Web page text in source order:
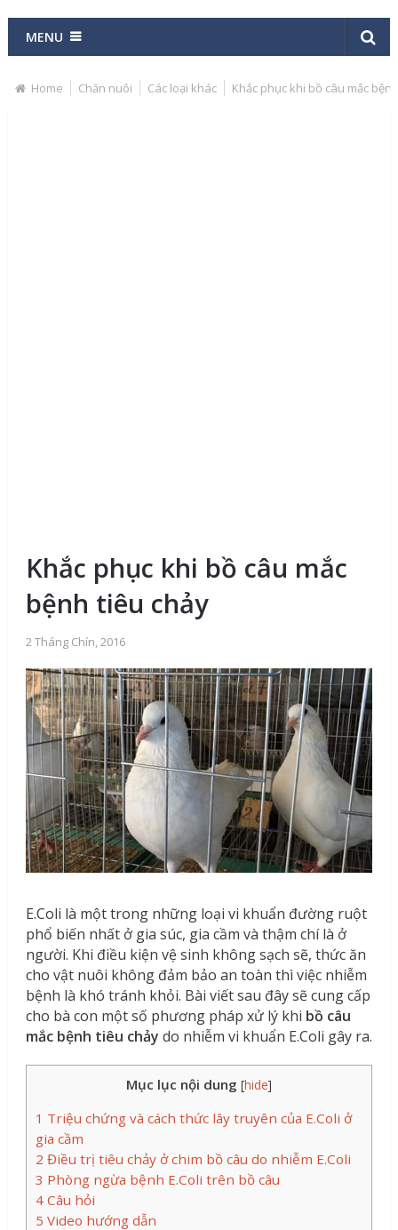
MENU
Home Chăn nuôi Các loại khác Khắc phục khi bồ câu mắc
Khắc phục khi bồ câu mắc
bệnh tiêu chảy
2 Tháng Chín, 2016
E.Coli là một trong những loại vi khuẩn đường ruột
phổ biến nhất ở gia súc, gia cầm và thậm chí là ở
người. Khi điều kiện vệ sinh không sạch sẽ, thức ăn
cho vật nuôi không đảm bảo an toàn thì việc nhiễm
bệnh là khó tránh khỏi. Bài viết sau đây sẽ cung cấp
cho bà con một số phương pháp xử lý khi bồ câu
mắc bệnh tiêu chảy do nhiễm vi khuẩn E.Coli gây ra.
Mục lục nội dung [hide]
1 Triệu chứng và cách thức lây truyên của E.Coli ở
gia cầm
2 Điều trị tiêu chảy ở chim bồ câu do nhiễm E.Coli
3 Phòng ngừa bệnh E.Coli trên bồ câu
4Câu hỏi
5 Video hướng dẫn